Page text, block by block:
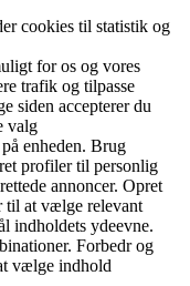
cookies til statistik og
for os og vores
trafik og tilpasse
siden accepterer du
valg
enheden. Brug
profiler til personlig
annoncer. Opret
at vælge relevant
indholdets ydeevne.
Forbedr og
vælge indhold